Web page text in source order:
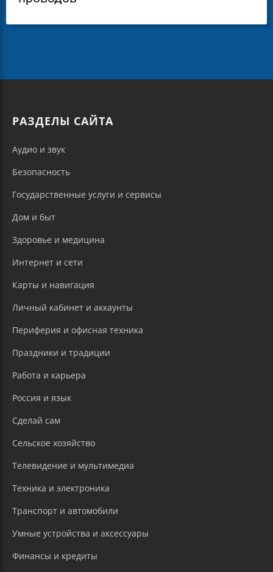
РАЗДЕЛЫ САЙТА
Аудио и звук
Безопасность
Государственные услуги и сервисы
Дом и быт
Здоровье и медицина
Интернет и сети
Карты и навигация
Личный кабинет и аккаунты
Периферия и офисная техника
Праздники и традиции
Работа и карьера
Россия и язык
Сделай сам
Сельское хозяйство
Телевидение и мультимедиа
Техника и электроника
Транспорт и автомобили
Умные устройства и аксессуары
Финансы и кредиты